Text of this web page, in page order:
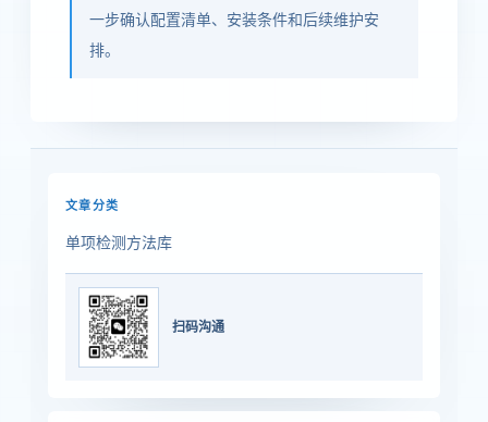
一步确认配置清单、安装条件和后续维护安
排。
文章分类
单项检测方法库
扫码沟通